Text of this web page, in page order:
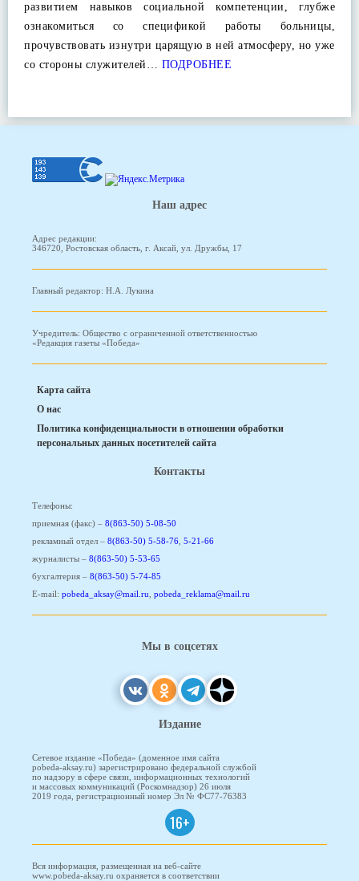
развитием навыков социальной компетенции, глубже
ознакомиться со спецификой работы больницы,
прочувствовать изнутри царящую в ней атмосферу, но уже
со стороны служителей… ПОДРОБНЕЕ
Наш адрес
Адрес редакции:
346720, Ростовская область, г. Аксай, ул. Дружбы, 17
Главный редактор: Н.А. Лукина
Учредитель: Общество с ограниченной ответственностью
«Редакция газеты «Победа»
Карта сайта
О нас
Политика конфиденциальности в отношении обработки
персональных данных посетителей сайта
Контакты
Телефоны:
приемная (факс) – 8(863-50) 5-08-50
рекламный отдел – 8(863-50) 5-58-76 5-21-66
журналисты – 8(863-50) 5-53-65
бухгалтерия – 8(863-50) 5-74-85
E-mail: pobeda_aksay@mail.ru pobeda_reklama@mail.ru
Мы в соцсетях
Издание
Сетевое издание «Победа» (доменное имя сайта
pobeda-aksay.ru) зарегистрировано федеральной службой
по надзору в сфере связи, информационных технологий
и массовых коммуникаций (Роскомнадзор) 26 июля
2019 года, регистрационный номер Эл № ФС77-76383
16+
Вся информация, размещенная на веб-сайте
www.pobeda-aksay.ru охраняется в соответствии